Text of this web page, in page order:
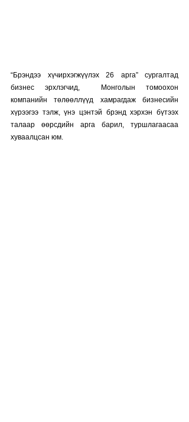
“Брэндээ хүчирхэгжүүлэх 26 арга” сургалтад
бизнес эрхлэгчид,  Монголын томоохон
компанийн төлөөллүүд хамрагдаж бизнесийн
хүрээгээ тэлж, үнэ цэнтэй брэнд хэрхэн бүтээх
талаар өөрсдийн арга барил, туршлагаасаа
хуваалцсан юм.